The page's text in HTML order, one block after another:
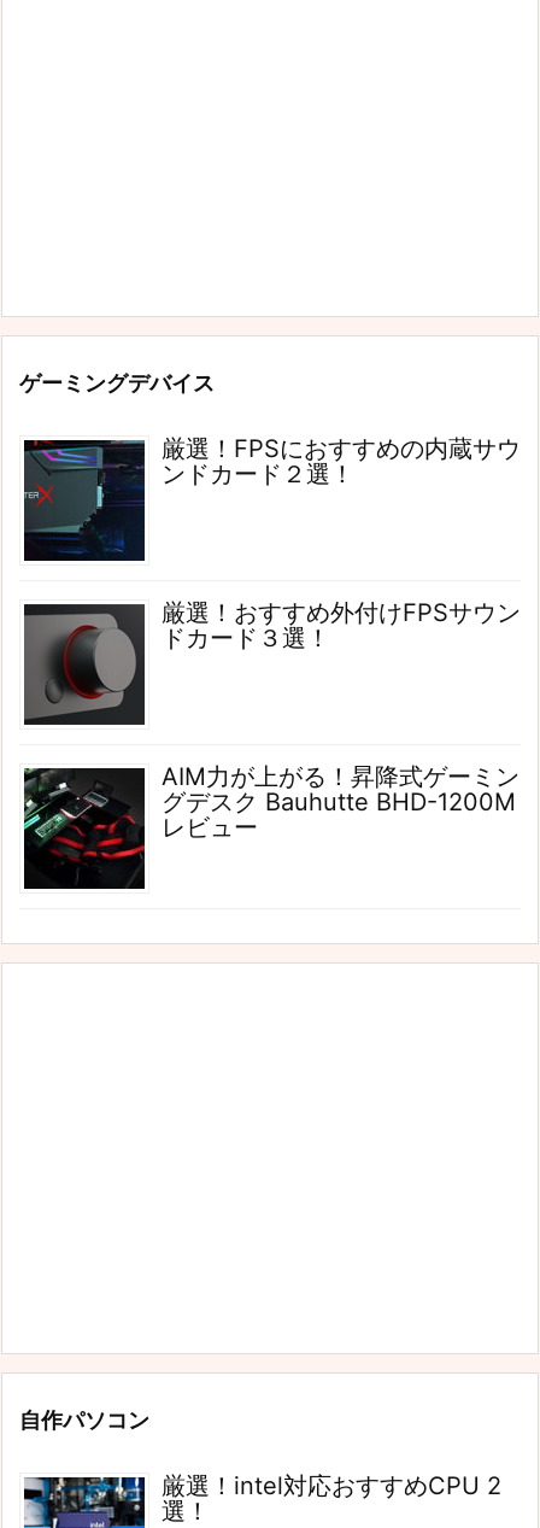
ゲーミングデバイス
厳選！FPSにおすすめの内蔵サウ
ンドカード２選！
厳選！おすすめ外付けFPSサウン
ドカード３選！
AIM力が上がる！昇降式ゲーミン
グデスク Bauhutte BHD-1200M
レビュー
自作パソコン
厳選！intel対応おすすめCPU 2
選！